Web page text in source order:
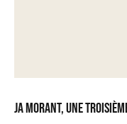
Ja Morant, une